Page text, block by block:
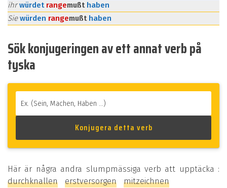
ihrwürdet rangemußt haben
Siewürden rangemußt haben
Sök konjugeringen av ett annat verb på
tyska
Här är några andra slumpmässiga verb att upptäcka :
durchknallen
erstversorgen
mitzeichnen